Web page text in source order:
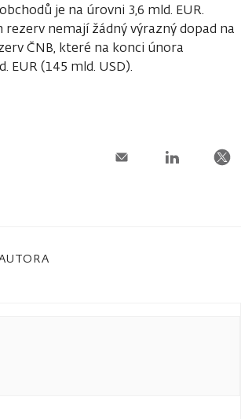
je na úrovni 3,6 mld. EUR.
rezerv nemají žádný výrazný dopad na
ČNB, které na konci února
EUR (145 mld. USD).